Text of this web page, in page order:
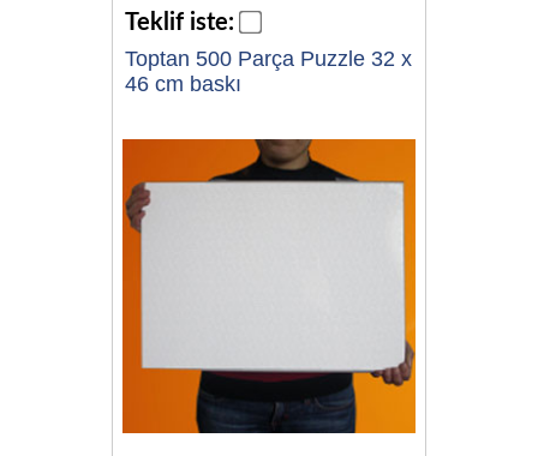
Teklif iste:
Toptan 500 Parça Puzzle 32 x
46 cm baskı